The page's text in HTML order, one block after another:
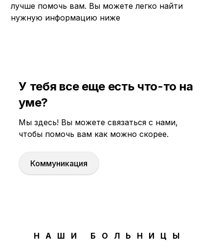
лучше помочь вам. Вы можете легко найти
нужную информацию ниже
У тебя все еще есть что-то на
уме?
Мы здесь! Вы можете связаться с нами,
чтобы помочь вам как можно скорее.
Коммуникация
НАШИ БОЛЬНИЦЫ